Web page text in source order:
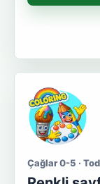
Çağlar 0-5 ·